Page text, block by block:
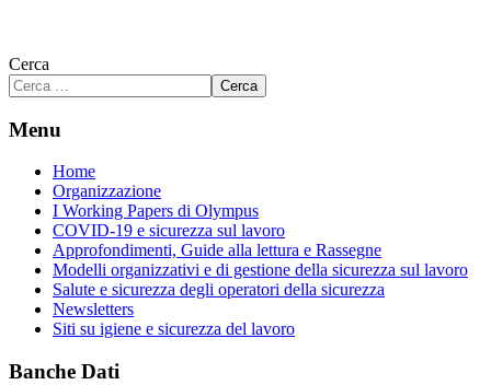
Cerca
Cerca
Menu
Home
Organizzazione
I Working Papers di Olympus
COVID-19 e sicurezza sul lavoro
Approfondimenti, Guide alla lettura e Rassegne
Modelli organizzativi e di gestione della sicurezza sul lavoro
Salute e sicurezza degli operatori della sicurezza
Newsletters
Siti su igiene e sicurezza del lavoro
Banche Dati